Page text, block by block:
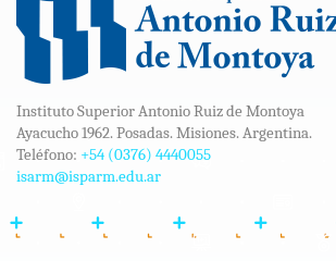
Instituto Superior Antonio Ruiz de Montoya
Ayacucho 1962. Posadas. Misiones. Argentina.
Teléfono: +54 (0376) 4440055
isarm@isparm.edu.ar